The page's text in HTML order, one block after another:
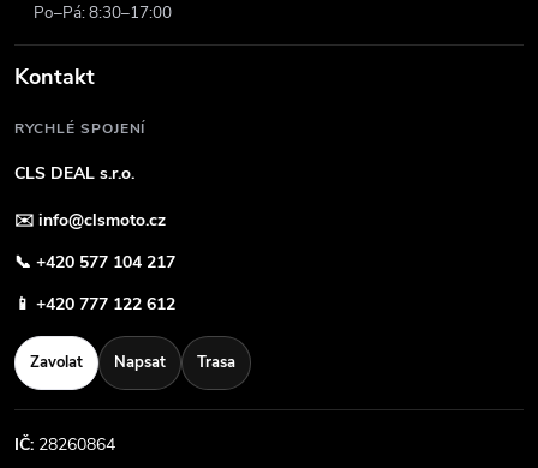
Po–Pá: 8:30–17:00
Kontakt
RYCHLÉ SPOJENÍ
CLS DEAL s.r.o.
✉️ info@clsmoto.cz
📞 +420 577 104 217
📱 +420 777 122 612
Zavolat Napsat Trasa
IČ: 28260864